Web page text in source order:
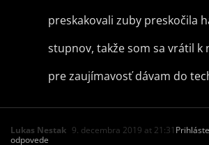
preskakovali zuby preskočila
stupnov, takže som sa vrátil k
pre zaujímavosť dávam do
Lukas Nestak 9. decembra 2019 at 21:31
odpovede